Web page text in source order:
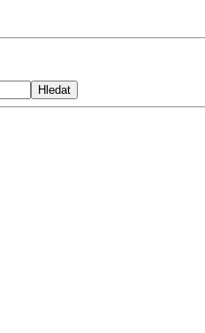
Hledat